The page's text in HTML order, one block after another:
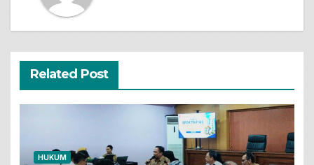
Related Post
HUKUM